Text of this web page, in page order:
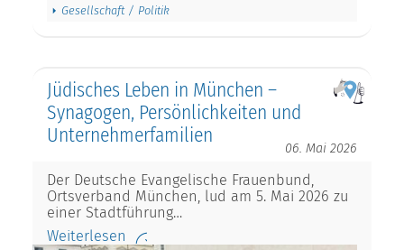
Gesellschaft / Politik
Jüdisches Leben in München –
Synagogen, Persönlichkeiten und
Unternehmerfamilien
06. Mai 2026
Der Deutsche Evangelische Frauenbund,
Ortsverband München, lud am 5. Mai 2026 zu
einer Stadtführung…
Weiterlesen